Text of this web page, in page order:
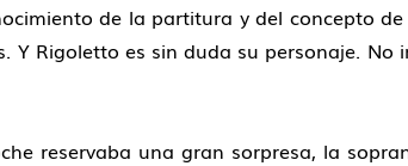
de la partitura y del concepto
Rigoletto es sin duda su personaje. No
reservaba una gran sorpresa, la